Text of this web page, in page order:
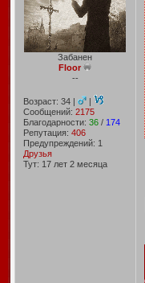
Забанен
Floor
--
Возраст: 34 |
|
Сообщений: 2175
Благодарности: 36/ 174
Репутация: 406
Предупреждений: 1
Друзья
Тут: 17 лет 2 месяцa